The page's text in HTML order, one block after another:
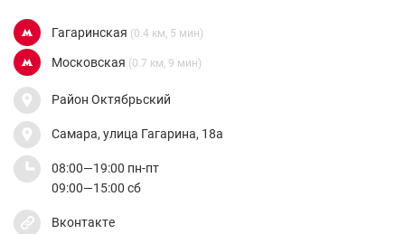
Гагаринская (0.4 км, 5 мин)
Московская (0.7 км, 9 мин)
Район Октябрьский
Самара, улица Гагарина, 18а
08:00—19:00 пн-пт
09:00—15:00 сб
Вконтакте